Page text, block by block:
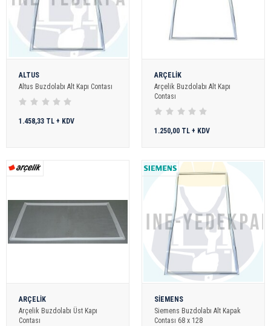
ALTUS
Altus Buzdolabı Alt Kapı Contası
1.458,33 TL + KDV
ARÇELİK
Arçelik Buzdolabı Alt Kapı
Contası
1.250,00 TL + KDV
ARÇELİK
Arçelik Buzdolabı Üst Kapı
Contası
SİEMENS
Siemens Buzdolabı Alt Kapak
Contası 68 x 128